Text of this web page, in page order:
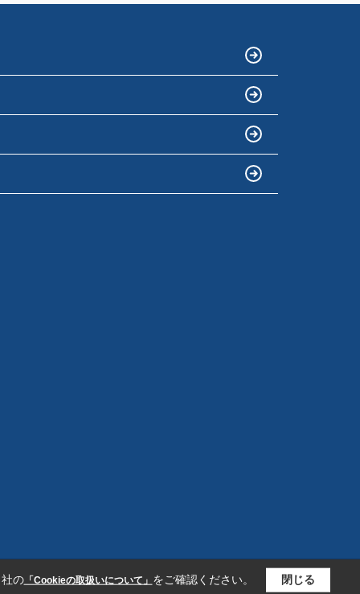
の「Cookieの取扱いについて」 をご確認ください。 閉じる